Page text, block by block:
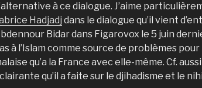
à ce dialogue. J’aime
Hadjadj dans le dialogue qu’il vient
Bidar dans Figarovox le 5 juin
à l’Islam comme source de problèmes pour
qu’a la France avec elle-même. Cf.
qu’il a faite sur le djihadisme et le